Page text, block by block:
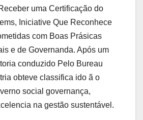
uma Certificação do
Iniciative Que Reconhece
com Boas Prásicas
e de Governanda. Após um
conduzido Pelo Bureau
obteve classifica ido ã o
social governança,
na gestão sustentável.